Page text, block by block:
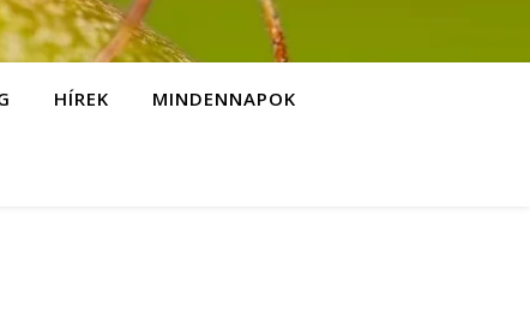
HÍREK MINDENNAPOK